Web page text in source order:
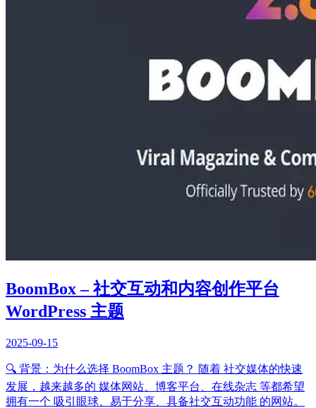
BoomBox – 社交互动和内容创作平台
WordPress 主题
2025-09-15
🔍 背景：为什么选择 BoomBox 主题？ 随着 社交媒体的快速
发展，越来越多的 媒体网站、博客平台、在线杂志 等都希望
拥有一个 吸引眼球、易于分享、具备社交互动功能 的网站。